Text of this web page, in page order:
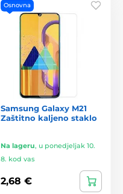
Osnovna
Samsung Galaxy M21
Zaštitno kaljeno staklo
Na lageru, u ponedjeljak 10.
8. kod vas
2,68 €